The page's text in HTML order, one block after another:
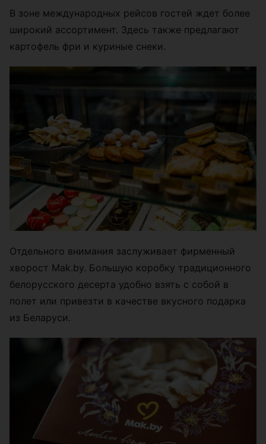
В зоне международных рейсов гостей ждет более
широкий ассортимент. Здесь также предлагают
картофель фри и куриные снеки.
Отдельного внимания заслуживает фирменный
хворост Mak.by. Большую коробку традиционного
белорусского десерта удобно взять с собой в
полет или привезти в качестве вкусного подарка
из Беларуси.